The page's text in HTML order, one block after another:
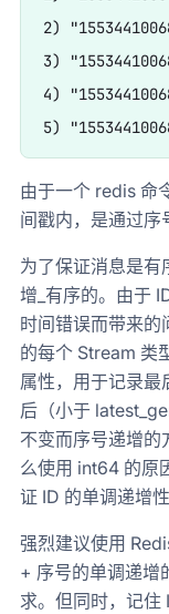
2)
3)
4)
由于一个 redis 命
间戳内，是通过序
为了保证消息是有
增_有序的。由于
时间错误而带来的
的每个 Stream 类
属性，用于记录最
后（小于
不变而序号递增的
么使用 int64 的原
证 ID 的单调递增性
强烈建议使用
+ 序号的单调递增
求。但同时，记住